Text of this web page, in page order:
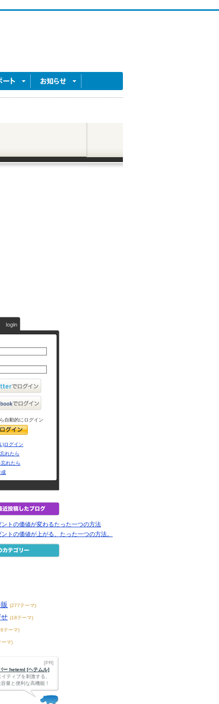
自動的にログイン
ログイン
れたら
れたら
成
ントの価値が変わるたった一つの方法
トの価値が上がる、たった一つの方法。
(277テーマ)
(18テーマ)
テーマ)
ーマ)
[PR]
ー heteml [ヘテムル]
ティブを刺激する、
量と便利な高機能！